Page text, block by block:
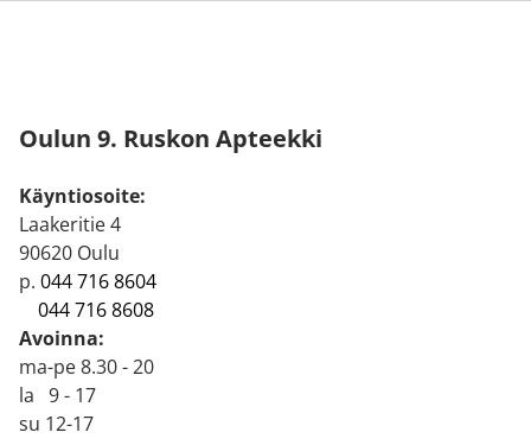
Oulun 9. Ruskon Apteekki
Käyntiosoite:
Laakeritie 4
90620 Oulu
p. 044 716 8604
044 716 8608
Avoinna:
ma-pe 8.30 - 20
la 9 - 17
su 12-17